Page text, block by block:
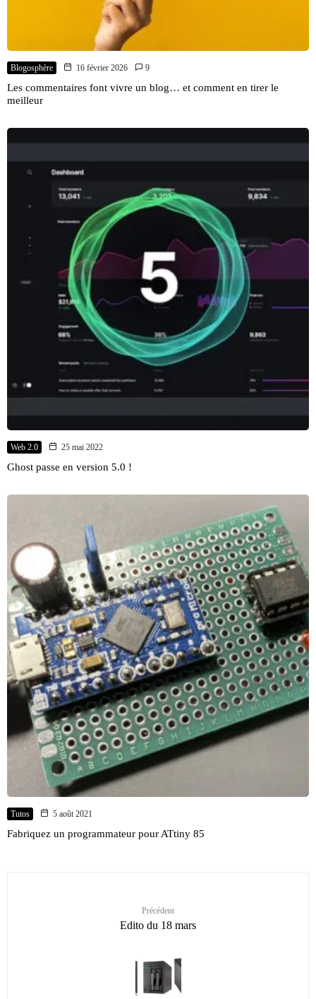
Blogosphère 16 février 2026 9
Les commentaires font vivre un blog… et comment en tirer le
meilleur
Web 2.0 25 mai 2022
Ghost passe en version 5.0 !
Tutos 5 août 2021
Fabriquez un programmateur pour ATtiny 85
Précédent
Edito du 18 mars